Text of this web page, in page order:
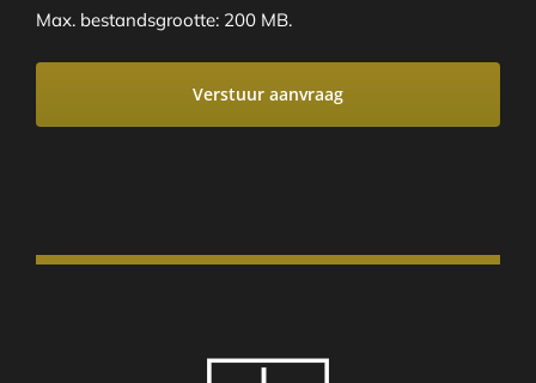
Max. bestandsgrootte: 200 MB.